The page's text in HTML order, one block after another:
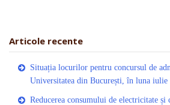
Articole recente
Situația locurilor pentru concursul de
Universitatea din București, în luna iulie
Reducerea consumului de electricitate și